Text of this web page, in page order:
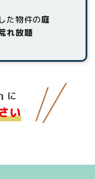
た物件の庭
れ放題
に
い